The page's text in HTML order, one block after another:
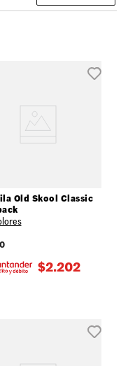
Old Skool Classic
$2.202